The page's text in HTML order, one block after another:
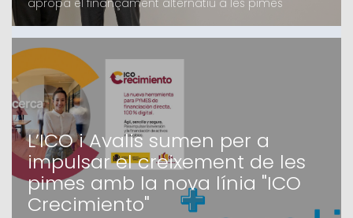
apropa el finançament alternatiu a les pimes
catalanes, en el qual Avalis i Kenta Capital fa mesos
que treballen i que compta amb el suport d’un grup
d’inversors, tant family offices com institucionals,
majoritàriament catalansEl fons, que oferirà
finançament de fins a 4 milions d’euros en
condicions c
L’ICO i Avalis sumen per a
impulsar el creixement de les
pimes amb la nova línia "ICO
Crecimiento"